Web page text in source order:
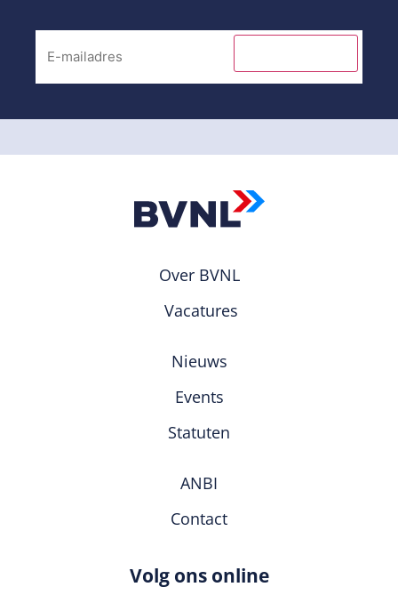
Over BVNL
Vacatures
Nieuws
Events
Statuten
ANBI
Contact
Volg ons online